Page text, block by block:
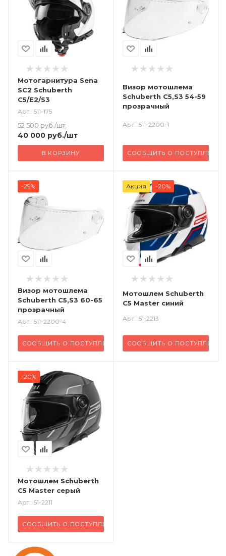
Мотогарнитура Sena
SC2 Schuberth
C5/E2/S3
Арт.: 511-175
52 500руб./шт
40 000 руб./шт
В КОРЗИНУ
Визор мотошлема
Schuberth C5,S3 54-59
прозрачный
Арт.: 511-2200-1
СООБЩИТЬ О ПОСТУПЛЕНИИ
-29%
Визор мотошлема
Schuberth C5,S3 60-65
прозрачный
Арт.: 511-2200-4
СООБЩИТЬ О ПОСТУПЛЕНИИ
Акция -20%
Мотошлем Schuberth
C5 Master синий
Арт.: 51-2213
СООБЩИТЬ О ПОСТУПЛЕНИИ
-20%
Мотошлем Schuberth
C5 Master серый
Арт.: 51-2211
СООБЩИТЬ О ПОСТУПЛЕНИИ